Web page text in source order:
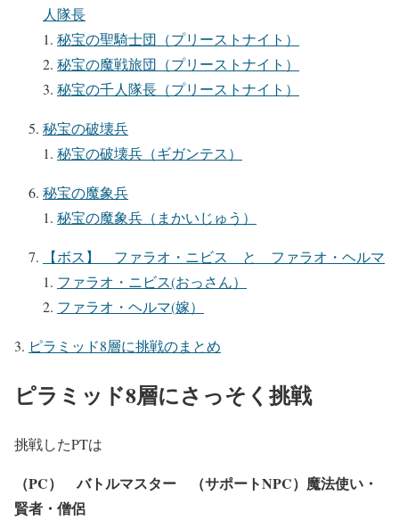
人隊長
秘宝の聖騎士団（プリーストナイト）
秘宝の魔戦旅団（プリーストナイト）
秘宝の千人隊長（プリーストナイト）
秘宝の破壊兵
秘宝の破壊兵（ギガンテス）
秘宝の魔象兵
秘宝の魔象兵（まかいじゅう）
【ボス】 ファラオ・ニビス と ファラオ・ヘルマ
ファラオ・ニビス(おっさん）
ファラオ・ヘルマ(嫁）
ピラミッド8層に挑戦のまとめ
ピラミッド8層にさっそく挑戦
挑戦したPTは
（PC） バトルマスター （サポートNPC）魔法使い・
賢者・僧侶